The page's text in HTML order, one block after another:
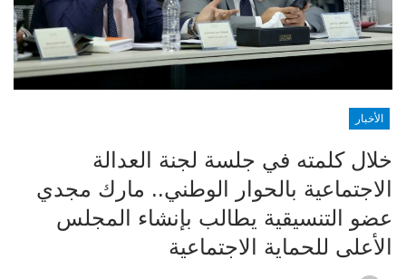
الأخبار
خلال كلمته في جلسة لجنة العدالة
الاجتماعية بالحوار الوطني.. مارك مجدي
عضو التنسيقية يطالب بإنشاء المجلس
الأعلى للحماية الاجتماعية